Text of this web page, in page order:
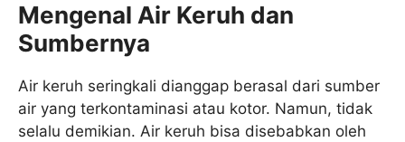
Mengenal Air Keruh dan
Sumbernya
Air keruh seringkali dianggap berasal dari sumber
air yang terkontaminasi atau kotor. Namun, tidak
selalu demikian. Air keruh bisa disebabkan oleh